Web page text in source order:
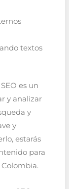
textos
es un
y analizar
y
y
estarás
para